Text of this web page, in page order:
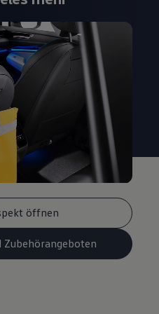
öffnen
Zubehörangeboten